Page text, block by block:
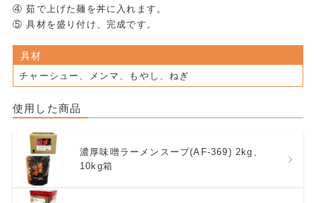
④ 茹で上げた麺を丼に入れます。
⑤ 具材を盛り付け、完成です。
具材
チャーシュー、メンマ、もやし、ねぎ
使用した商品
濃厚味噌ラーメンスープ(AF-369) 2kg、
10kg箱